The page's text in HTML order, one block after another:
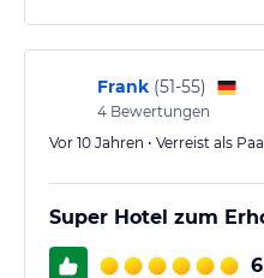
Frank (51-55)
4 Bewertungen
Vor 10 Jahren • Verreist als
Super Hotel zum
6